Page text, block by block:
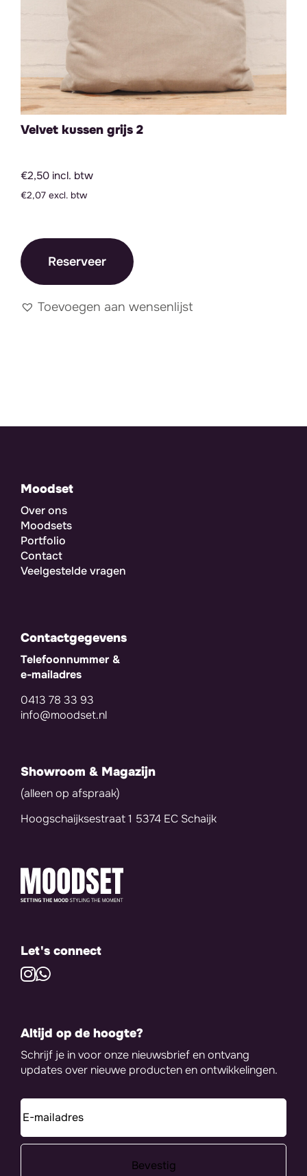
Velvet kussen grijs 2
€2,50 incl. btw
€2,07 excl. btw
Reserveer
Toevoegen aan wensenlijst
Moodset
Over ons
Moodsets
Portfolio
Contact
Veelgestelde vragen
Contactgegevens
Telefoonnummer &
e-mailadres
0413 78 33 93
info@moodset.nl
Showroom & Magazijn
(alleen op afspraak)
Hoogschaijksestraat 1 5374 EC Schaijk
Let's connect
Altijd op de hoogte?
Schrijf je in voor onze nieuwsbrief en ontvang
updates over nieuwe producten en ontwikkelingen.